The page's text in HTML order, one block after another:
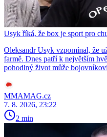
Usyk říká, že box je sport pro
Oleksandr Usyk vzpomínal, že
farmě. Dnes patří k největším
pohodlný život může
MMAMAG.cz
7. 8. 2026, 23:22
2 min